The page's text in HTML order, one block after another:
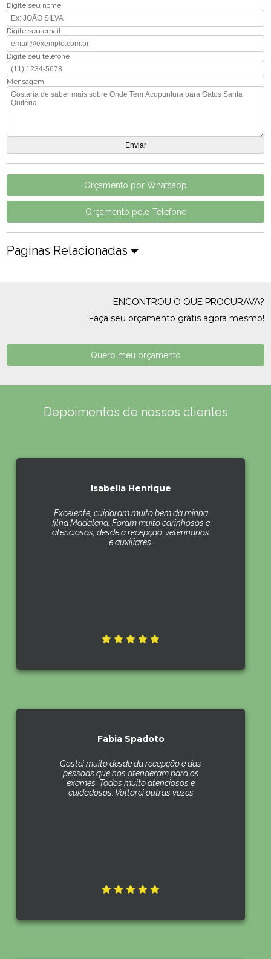
Digite seu nome
Digite seu email
Digite seu telefone
Mensagem
Orçamento por Whatsapp
Orçamento pelo Telefone
Páginas Relacionadas
ENCONTROU O QUE PROCURAVA?
Faça seu orçamento grátis agora mesmo!
Quero meu orçamento
Depoimentos de nossos clientes
Isabella Henrique
Excelente, cuidaram muito bem da minha
filha Madalena. Foram muito carinhosos e
atenciosos, desde a recepção, veterinários
e auxiliares.
Fabia Spadoto
Gostei muito desde da recepção e das
pessoas que nos atenderam para os
exames. Todos muito atenciosos e
cuidadosos. Voltarei outras vezes